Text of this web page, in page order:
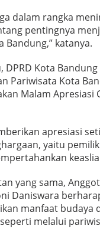
dalam rangka
pentingnya
Bandung,” katanya.
DPRD Kota
Pariwisata Kota
Malam Apresiasi
apresiasi
yaitu
yang sama,
Daniswara
manfaat budaya
melalui